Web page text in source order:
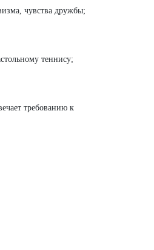
чувства дружбы;
теннису;
требованию к